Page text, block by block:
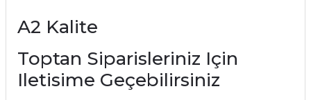
A2 Kalite
Toptan Siparisleriniz Için
Iletisime Geçebilirsiniz